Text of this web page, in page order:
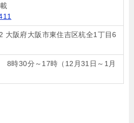
大阪府大阪市東住吉区杭全1丁目6
8時30分～17時（12月31日～1月